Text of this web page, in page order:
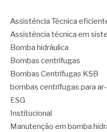
Assistência Técnica
Assistência técnica em
Bomba hidráulica
Bombas centrífugas
Bombas Centrífugas KSB
bombas centrífugas para
ESG
Institucional
Manutenção em bomba